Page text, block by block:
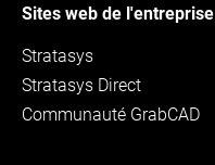
Sites web de l'entreprise
Stratasys
Stratasys Direct
Communauté GrabCAD